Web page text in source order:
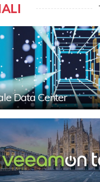
Data Center